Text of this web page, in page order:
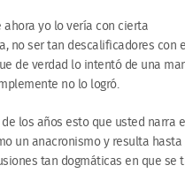
yo lo vería con cierta
no ser tan descalificadores con
de verdad lo intentó de una
no lo logró.
los años esto que usted narra
un anacronismo y resulta
tan dogmáticas en que se